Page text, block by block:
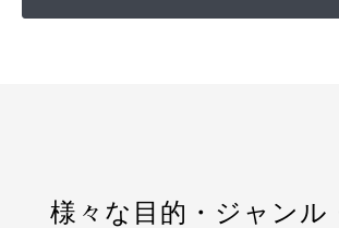
様々な目的・ジャンル